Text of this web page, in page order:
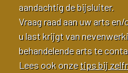
aandachtig de bijsluiter.
Vraag raad aan uw arts
u last krijgt van
behandelende arts te
Lees ook onzetips bij